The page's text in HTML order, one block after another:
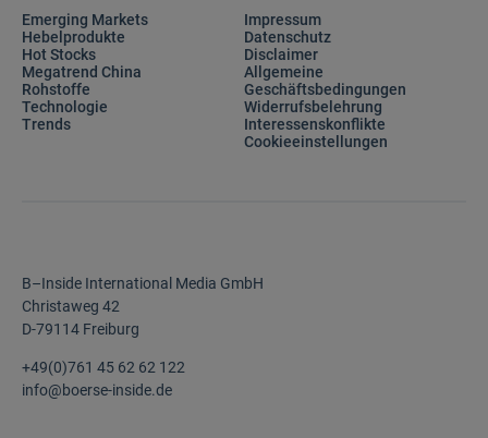
Emerging Markets
Hebelprodukte
Hot Stocks
Megatrend China
Rohstoffe
Technologie
Trends
Impressum
Datenschutz
Disclaimer
Allgemeine
Geschäftsbedingungen
Widerrufsbelehrung
Interessenskonflikte
Cookieeinstellungen
B–Inside International Media GmbH
Christaweg 42
D-79114 Freiburg
+49(0)761 45 62 62 122
info@boerse-inside.de